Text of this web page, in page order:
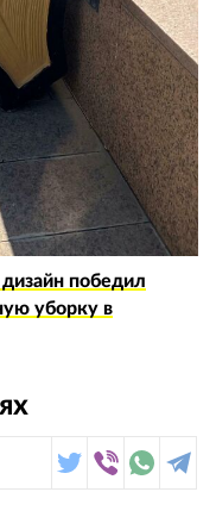
победил
уборку в